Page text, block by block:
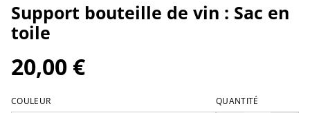
Support bouteille de vin : Sac en
toile
20,00 €
COULEUR QUANTITÉ